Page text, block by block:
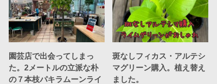
園芸店で出会ってしまっ
た。2メートルの立派な朴
の７本枝パキラムーンライ
斑なしフィカス・アルテシ
マグリーン購入。植え替え
ました。